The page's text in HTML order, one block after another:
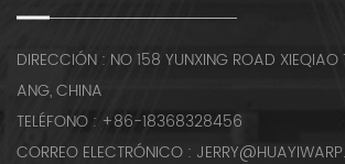
DIRECCIÓN : NO 158 YUNXING ROAD XIEQIAO
ANG, CHINA
TELÉFONO : +86-18368328456
CORREO ELECTRÓNICO :